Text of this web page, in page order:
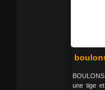
une tige